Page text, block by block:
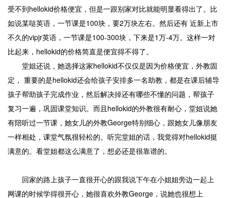
受不到hellokid价格便宜，但是一跟别家对比就能明显看得出了。比
如说某哒英语，一节课是100块，要2万块左右。然后还有 近新上市
不久的vipjr英语，一节课是100-300块，下来是1万-4万。这样一对
比起来，hellokid的价格简直是便宜得不得了。
堂姐还说，她选择这家hellokid不仅仅是因为价格便宜，外教固
定， 重要的是hellokid还会给孩子安排多一名助教，都是在课后辅导
孩子帮助孩子完成作业，然后解决掉还有哪些不懂的问题，帮孩子
复习一遍，巩固课堂知识。而且hellokid的外教很有耐心，堂姐说她
有陪听过一节课，她女儿的外教George特别细心，跟她女儿像朋友
一样相处，课堂气氛很轻松的。听完堂姐的话，我觉得对hellokid挺
满意的。看堂姐都这么满意了，想必还是很靠谱的。
回家的路上孩子一直很开心的跟我说下午在小姐姐旁边一起上
网课的时候学得很开心，她很喜欢外教George，说她也很想上